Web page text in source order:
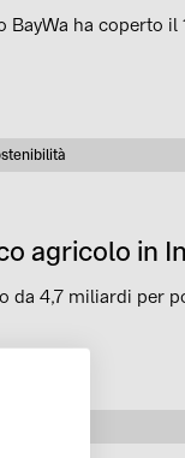
BayWa ha coperto
agricolo in
da 4,7 miliardi per